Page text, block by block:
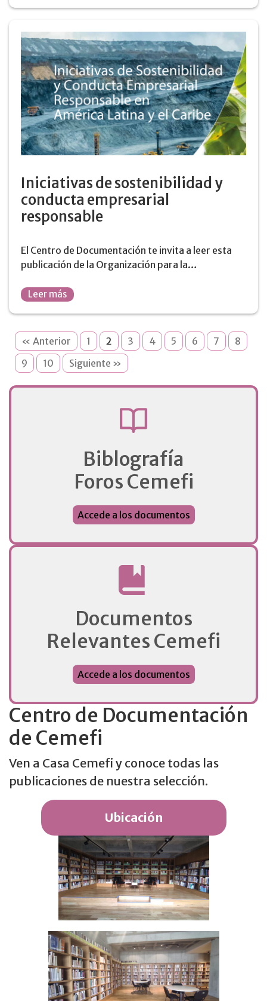
Iniciativas de sostenibilidad y
conducta empresarial
responsable
El Centro de Documentación te invita a leer esta
publicación de la Organización para la…
Leer más
« Anterior 1 2 3 4 5 6 7
8
9
10 Siguiente »
Biblografía
Foros Cemefi
Accede a los documentos
Documentos
Relevantes Cemefi
Accede a los documentos
Centro de Documentación
de Cemefi
Ven a Casa Cemefi y conoce todas las
publicaciones de nuestra selección.
Ubicación